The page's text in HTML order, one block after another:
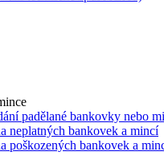
padělané bankovky nebo
neplatných bankovek a mincí
poškozených bankovek a